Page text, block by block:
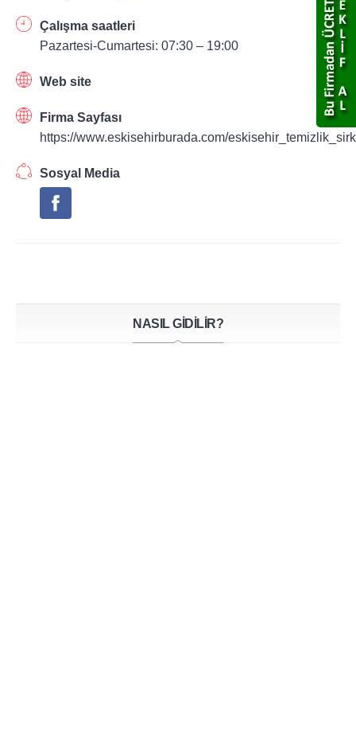
Çalışma saatleri
Pazartesi-Cumartesi: 07:30 – 19:00
Web site
Firma Sayfası
https://www.eskisehirburada.com/
Sosyal Media
NASIL GİDİLİR?